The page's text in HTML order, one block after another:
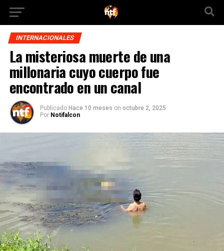
INTERNACIONALES
La misteriosa muerte de una
millonaria cuyo cuerpo fue
encontrado en un canal
Publicado Hace 10 meses on octubre 2, 2025
Por Notifalcon